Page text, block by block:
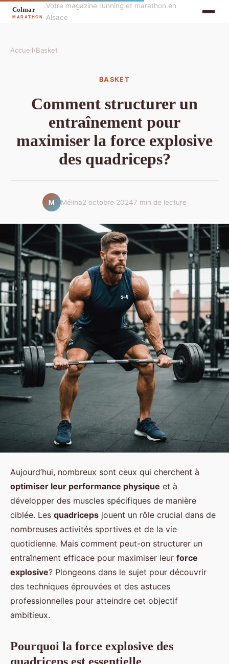
Votre magazine running et marathon en
Alsace
Accueil›Basket
BASKET
Comment structurer un
entraînement pour
maximiser la force explosive
des quadriceps?
M Mélina2 octobre 20247 min de lecture
Aujourd’hui, nombreux sont ceux qui cherchent à
optimiser leur performance physique et à
développer des muscles spécifiques de manière
ciblée. Les quadriceps jouent un rôle crucial dans de
nombreuses activités sportives et de la vie
quotidienne. Mais comment peut-on structurer un
entraînement efficace pour maximiser leur force
explosive? Plongeons dans le sujet pour découvrir
des techniques éprouvées et des astuces
professionnelles pour atteindre cet objectif
ambitieux.
Pourquoi la force explosive des